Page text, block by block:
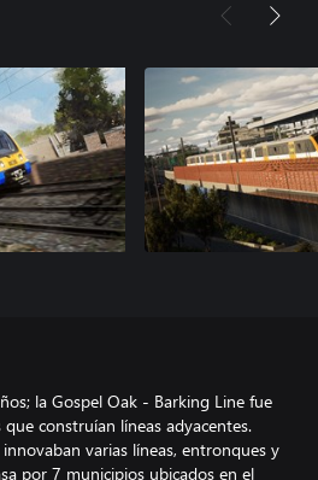
la Gospel Oak - Barking Line fue
construían líneas adyacentes.
varias líneas, entronques y
por 7 municipios ubicados en el